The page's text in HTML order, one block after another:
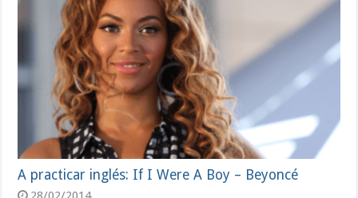
A practicar inglés: If I Were A Boy – Beyoncé